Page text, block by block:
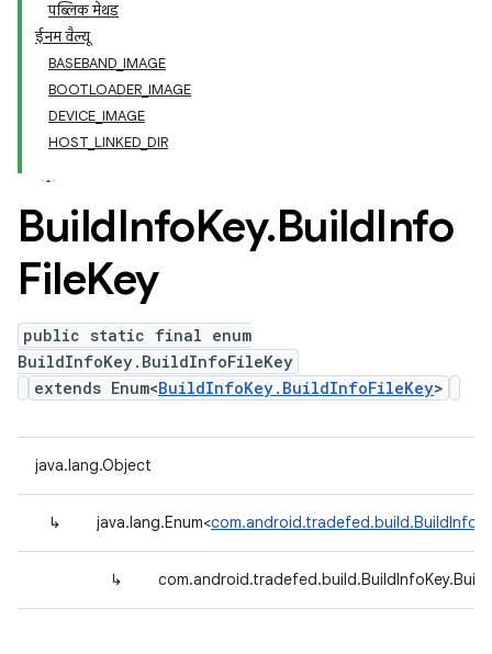
पब्लिक मेथड
ईनम वैल्यू
BASEBAND_IMAGE
BOOTLOADER_IMAGE
DEVICE_IMAGE
HOST_LINKED_DIR
BuildInfoKey.BuildInfo
FileKey
public static final enum
BuildInfoKey.BuildInfoFileKey
extends Enum<BuildInfoKey.BuildInfoFileKey>
java.lang.Object
↳ java.lang.Enum<
↳